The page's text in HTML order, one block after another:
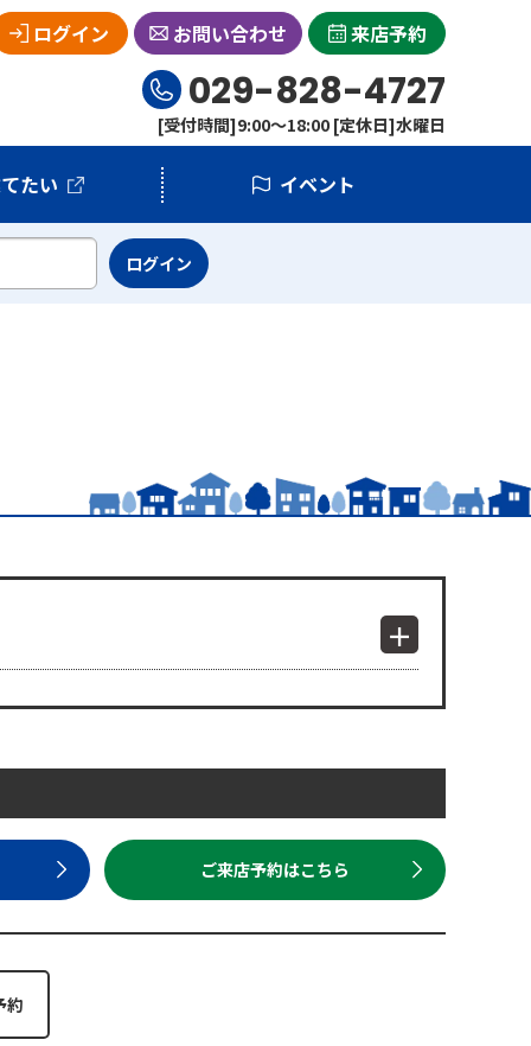
ログイン お問い合わせ 来店予約
029-828-4727
[受付時間]9:00～18:00 [定休日]水曜日
たい イベント
ご来店予約はこちら